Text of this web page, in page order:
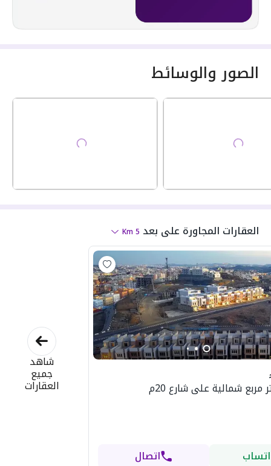
الصور والوسائط
العقارات المجاورة على بعد 5
Km
اتصال
شاهد
جميع
العقارات